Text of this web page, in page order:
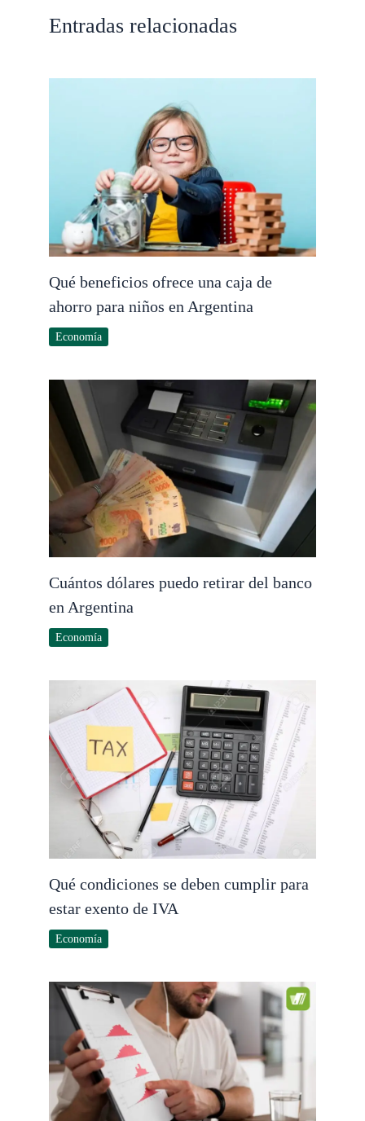
Entradas relacionadas
Qué beneficios ofrece una caja de
ahorro para niños en Argentina
Economía
Cuántos dólares puedo retirar del banco
en Argentina
Economía
Qué condiciones se deben cumplir para
estar exento de IVA
Economía